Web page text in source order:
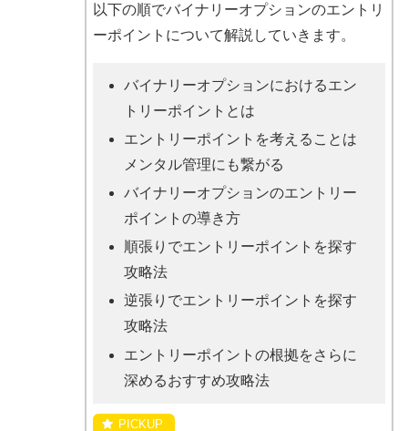
以下の順でバイナリーオプションのエントリ
ーポイントについて解説していきます。
バイナリーオプションにおけるエン
トリーポイントとは
エントリーポイントを考えることは
メンタル管理にも繋がる
バイナリーオプションのエントリー
ポイントの導き方
順張りでエントリーポイントを探す
攻略法
逆張りでエントリーポイントを探す
攻略法
エントリーポイントの根拠をさらに
深めるおすすめ攻略法